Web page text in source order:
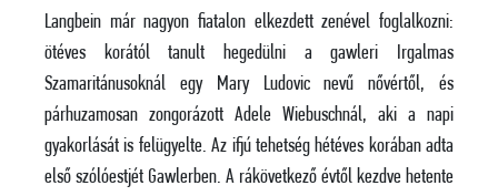
Langbein már nagyon fiatalon elkezdett zenével foglalkozni:
ötéves korától tanult hegedülni a gawleri Irgalmas
Szamaritánusoknál egy Mary Ludovic nevű nővértől, és
párhuzamosan zongorázott Adele Wiebuschnál, aki a napi
gyakorlását is felügyelte. Az ifjú tehetség hétéves korában adta
első szólóestjét Gawlerben. A rákövetkező évtől kezdve hetente